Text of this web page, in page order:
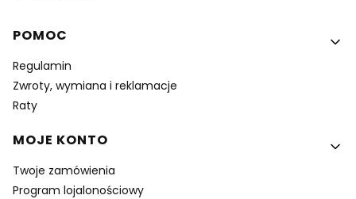
Linki w stopce
POMOC
Regulamin
Zwroty, wymiana i reklamacje
Raty
MOJE KONTO
Twoje zamówienia
Program lojalonościowy